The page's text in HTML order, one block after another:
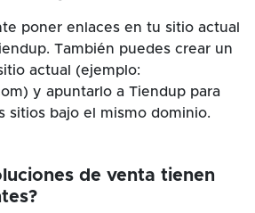
poner enlaces en tu sitio actual
También puedes crear un
actual (ejemplo:
y apuntarlo a Tiendup para
sitios bajo el mismo dominio.
de venta tienen